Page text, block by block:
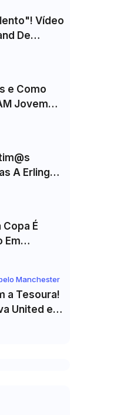
Vídeo
De
e Como
Jovem
A Erling
Copa É
Em
Fotos De
Camisa
a Tesoura!
United e